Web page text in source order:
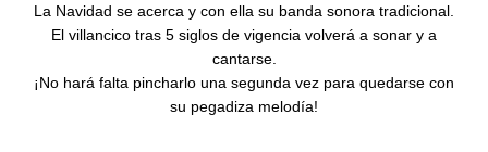
La Navidad se acerca y con ella su banda sonora tradicional.
El villancico tras 5 siglos de vigencia volverá a sonar y a
cantarse.
¡No hará falta pincharlo una segunda vez para quedarse con
su pegadiza melodía!